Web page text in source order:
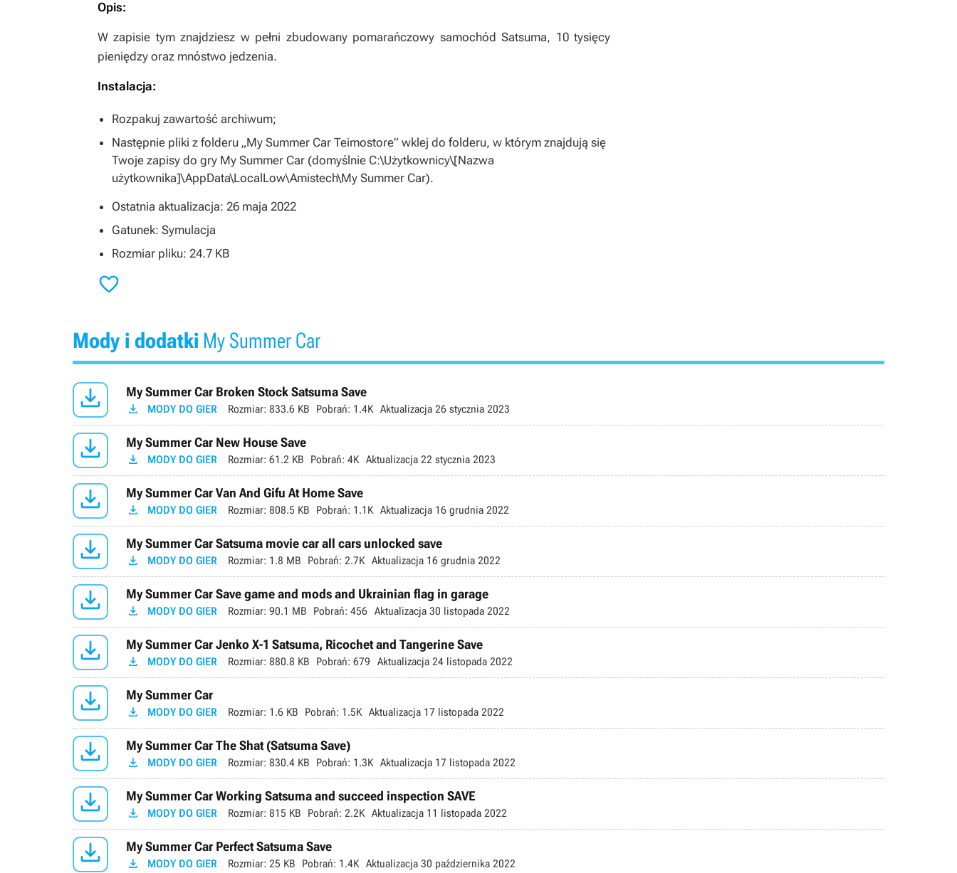
Opis:
W zapisie tym znajdziesz w pełni zbudowany pomarańczowy samochód Satsuma, 10 tysięcy
pieniędzy oraz mnóstwo jedzenia.
Instalacja:
Rozpakuj zawartość archiwum;
Następnie pliki z folderu „My Summer Car Teimostore” wklej do folderu, w którym znajdują się
Twoje zapisy do gry My Summer Car (domyślnie C:\Użytkownicy\[Nazwa
użytkownika]\AppData\LocalLow\Amistech\My Summer Car).
Ostatnia aktualizacja: 26 maja 2022
Gatunek: Symulacja
Rozmiar pliku: 24.7 KB

Mody i dodatki My Summer Car
 My Summer Car Broken Stock Satsuma Save
 MODY DO GIER Rozmiar: 833.6 KB Pobrań: 1.4K Aktualizacja 26 stycznia 2023
 My Summer Car New House Save
 MODY DO GIER Rozmiar: 61.2 KB Pobrań: 4K Aktualizacja 22 stycznia 2023
 My Summer Car Van And Gifu At Home Save
 MODY DO GIER Rozmiar: 808.5 KB Pobrań: 1.1K Aktualizacja 16 grudnia 2022
 My Summer Car Satsuma movie car all cars unlocked save
 MODY DO GIER Rozmiar: 1.8 MB Pobrań: 2.7K Aktualizacja 16 grudnia 2022
 My Summer Car Save game and mods and Ukrainian flag in garage
 MODY DO GIER Rozmiar: 90.1 MB Pobrań: 456 Aktualizacja 30 listopada 2022
 My Summer Car Jenko X-1 Satsuma, Ricochet and Tangerine Save
 MODY DO GIER Rozmiar: 880.8 KB Pobrań: 679 Aktualizacja 24 listopada 2022
 My Summer Car
 MODY DO GIER Rozmiar: 1.6 KB Pobrań: 1.5K Aktualizacja 17 listopada 2022
 My Summer Car The Shat (Satsuma Save)
 MODY DO GIER Rozmiar: 830.4 KB Pobrań: 1.3K Aktualizacja 17 listopada 2022
 My Summer Car Working Satsuma and succeed inspection SAVE
 MODY DO GIER Rozmiar: 815 KB Pobrań: 2.2K Aktualizacja 11 listopada 2022
 My Summer Car Perfect Satsuma Save
 MODY DO GIER Rozmiar: 25 KB Pobrań: 1.4K Aktualizacja 30 października 2022